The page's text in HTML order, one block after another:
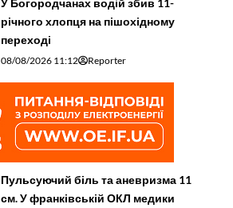
річного хлопця на пішохідному
переході
08/08/2026 11:12 Reporter
Пульсуючий біль та аневризма 11
см. У франківській ОКЛ медики